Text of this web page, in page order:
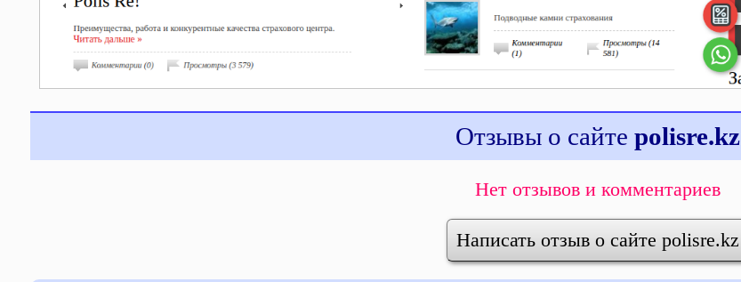
Отзывы о сайте polisre.kz
Нет отзывов и комментариев
Написать отзыв о сайте polisre.kz